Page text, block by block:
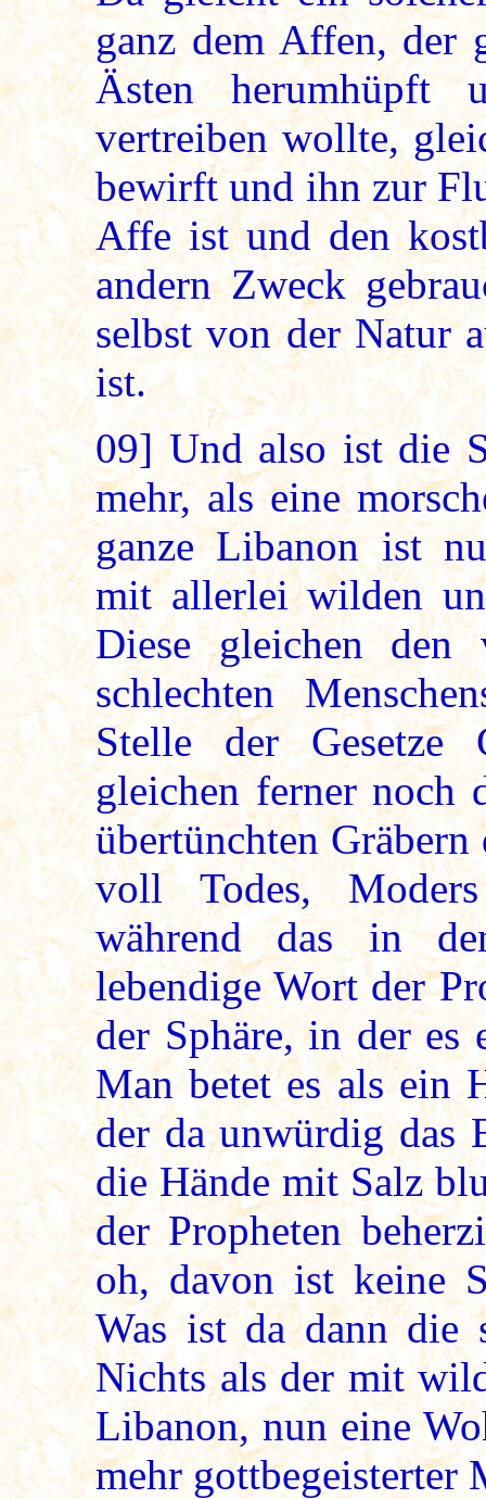
ganz dem Affen, der
Ästen
vertreiben wollte,
bewirft und ihn zur
Affe ist und den
andern Zweck
selbst von der Natur
ist.
09] Und also ist die
mehr, als eine
ganze Libanon ist
mit allerlei wilden
Diese gleichen den
schlechten
Stelle der Gesetze
gleichen ferner noch
übertünchten
voll Todes,
während das in
lebendige Wort der
der Sphäre, in der es
Man betet es als ein
der da unwürdig das
die Hände mit Salz
der Propheten
oh, davon ist keine
Was ist da dann die
Nichts als der mit
Libanon, nun eine
mehr gottbegeisterter